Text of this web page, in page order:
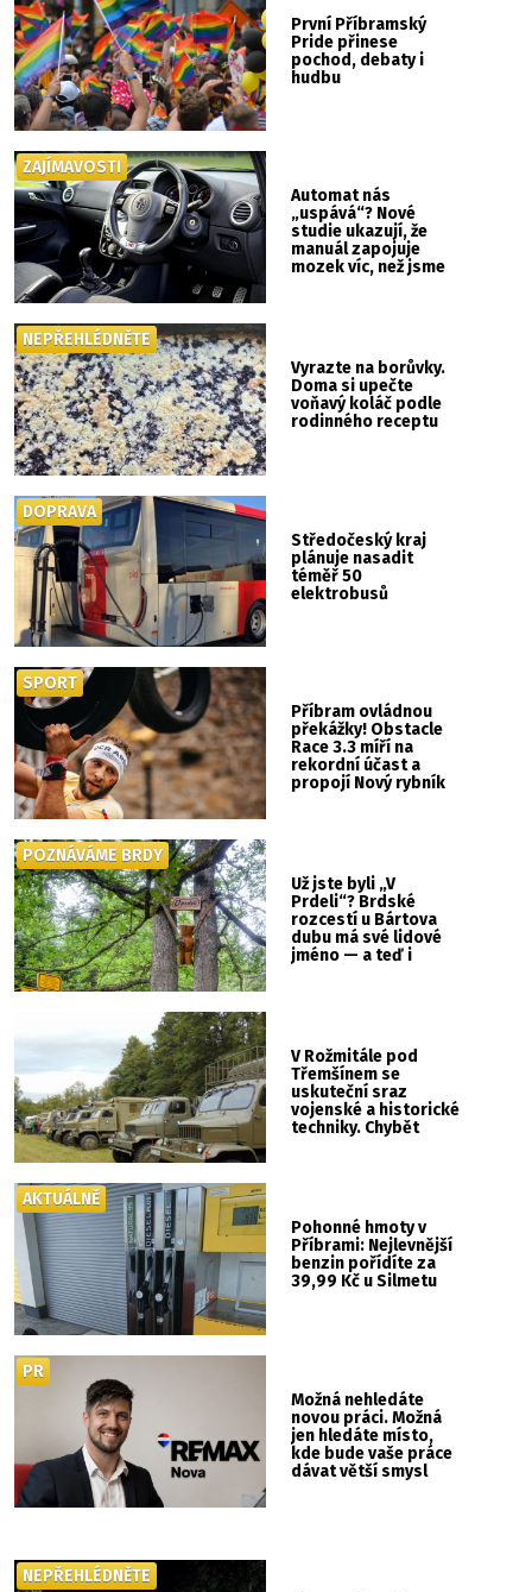
První Příbramský
Pride přinese
pochod, debaty i
hudbu
Automat nás
„uspává“? Nové
studie ukazují, že
manuál zapojuje
mozek víc, než jsme
ZAJÍMAVOSTI
Vyrazte na borůvky.
Doma si upečte
voňavý koláč podle
rodinného receptu
NEPŘEHLÉDNĚTE
Středočeský kraj
plánuje nasadit
téměř 50
elektrobusů
DOPRAVA
Příbram ovládnou
překážky! Obstacle
Race 3.3 míří na
rekordní účast a
propojí Nový rybník
SPORT
Už jste byli „V
Prdeli“? Brdské
rozcestí u Bártova
dubu má své lidové
jméno — a teď i
POZNÁVÁME BRDY
V Rožmitále pod
Třemšínem se
uskuteční sraz
vojenské a historické
techniky. Chybět
Pohonné hmoty v
Příbrami: Nejlevnější
benzin pořídíte za
39,99 Kč u Silmetu
AKTUÁLNĚ
Možná nehledáte
novou práci. Možná
jen hledáte místo,
kde bude vaše práce
dávat větší smysl
PR
NEPŘEHLÉDNĚTE